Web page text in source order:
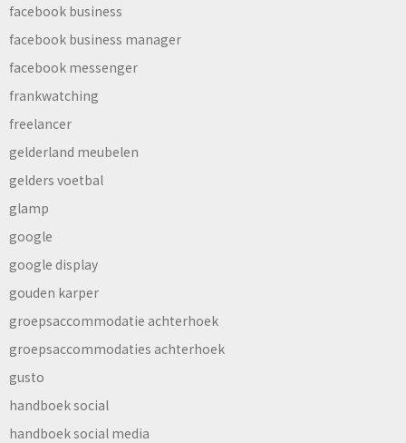
facebook business
facebook business manager
facebook messenger
frankwatching
freelancer
gelderland meubelen
gelders voetbal
glamp
google
google display
gouden karper
groepsaccommodatie achterhoek
groepsaccommodaties achterhoek
gusto
handboek social
handboek social media